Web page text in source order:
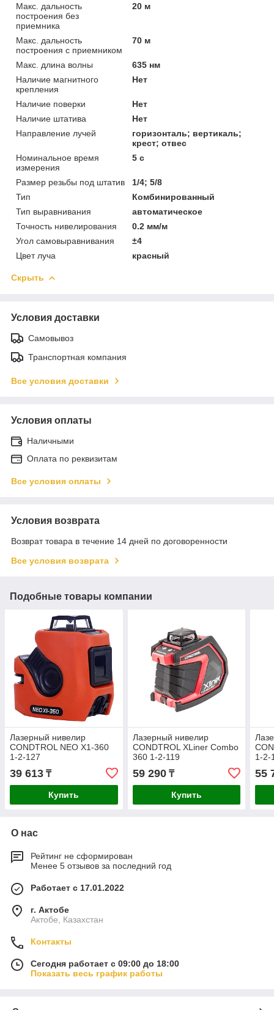
Макс. дальность
построения без
приемника
20 м
Макс. дальность
построения с приемником
70 м
Макс. длина волны
635 нм
Наличие магнитного
крепления
Нет
Наличие поверки
Нет
Наличие штатива
Нет
Направление лучей
горизонталь; вертикаль;
крест; отвес
Номинальное время
измерения
5 с
Размер резьбы под штатив
1/4; 5/8
Тип
Комбинированный
Тип выравнивания
автоматическое
Точность нивелирования
0.2 мм/м
Угол самовыравнивания
±4
Цвет луча
красный
Скрыть
Условия доставки
Самовывоз
Транспортная компания
Все условия доставки
Условия оплаты
Наличными
Оплата по реквизитам
Все условия оплаты
Условия возврата
Возврат товара в течение 14 дней по договоренности
Все условия возврата
Подобные товары компании
Лазерный нивелир
CONDTROL NEO X1-360
1-2-127
39 613 ₸
Купить
Лазерный нивелир
CONDTROL XLiner Combo
360 1-2-119
59 290₸
Купить
1-2-
55
О нас
Рейтинг не сформирован
Менее 5 отзывов за последний год
Работает с 17.01.2022
г. Актобе
Актобе, Казахстан
Контакты
Сегодня работает с 09:00 до 18:00
Показать весь график работы